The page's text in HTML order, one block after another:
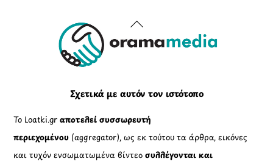
Back
To
Σχετικά με αυτόν τον ιστότοπο
Το Loatki.grαποτελεί συσσωρευτή
περιεχομένου (aggregator), ως εκ τούτου τα άρθρα, εικόνες
και τυχόν ενσωματωμένα βίντεοσυλλέγονται και